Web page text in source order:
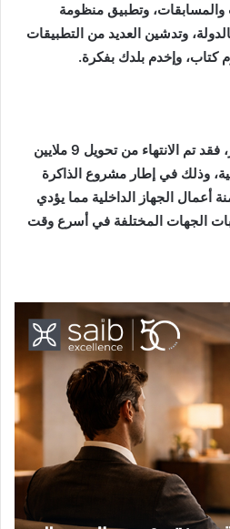
والمسابقات، وتطبيق منظومة
وتدشين العديد من التطبيقات
كتاب، وإخدم بلدك بفكرة.
وعلى صعيد مشروعات الجهاز، فقد تم الانتهاء من تحويل 9 ملايين
وذلك في إطار مشروع الذاكرة
أعمال الجهاز الداخلية مما يؤدي
الجهات المختلفة في أسرع وقت